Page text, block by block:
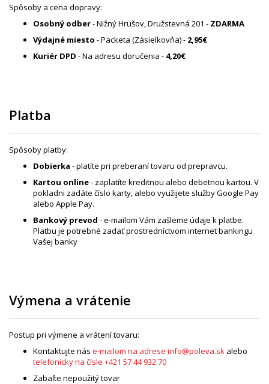
Spôsoby a cena dopravy:
Osobný odber- Nižný Hrušov, Družstevná 201 - ZDARMA
Výdajné miesto - Packeta (Zásielkovňa) - 2,95€
Kuriér DPD - Na adresu doručenia - 4,20€
Platba
Spôsoby platby:
Dobierka - platíte pri preberaní tovaru od prepravcu.
Kartou online- zaplatíte kreditnou alebo debetnou kartou. V
pokladni zadáte číslo karty, alebo využijete služby Google Pay
alebo Apple Pay.
Bankový prevod - e-mailom Vám zašleme údaje k platbe.
Platbu je potrebné zadať prostredníctvom internet bankingu
Vašej banky
Výmena a vrátenie
Postup pri výmene a vrátení tovaru:
Kontaktujte nás e-mailom na adrese info@poleva.sk alebo
telefonicky na čísle +421 57 44 932 70
Zabaľte nepoužitý tovar